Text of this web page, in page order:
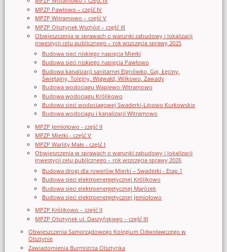
MPZP Pawłowo – część IV
MPZP Witramowo – część V
MPZP Olsztynek Wschód – część III
Obwieszczenia w sprawach o warunki zabudowy i lokalizacji
inwestycji celu publicznego – rok wszczęcia sprawy 2025
Budowa sieci niskiego napięcia Mierki
Budowa sieci niskiego napięcia Pawłowo
Budowa kanalizacji sanitarnej Elgnówko, Gaj, Łęciny,
Świętajny, Tolejny, Wigwałd, Wilkowo, Zawady
Budowa wodociągu Waplewo-Witramowo
Budowa wodociągu Królikowo
Budowa sieci wodociągowej Swaderki-Lipowo Kurkowskie
Budowa wodociągu i kanalizacji Witramowo
MPZP Jemiołowo - część II
MPZP Mierki - część V
MPZP Warlity Małe - część I
Obwieszczenia w sprawach o warunki zabudowy i lokalizacji
inwestycji celu publicznego – rok wszczęcia sprawy 2026
Budowa drogi dla rowerów Mierki – Swaderki - Etap 1
Budowa sieci elektroenergetycznej Królikowo
Budowa sieci elektroenergetycznej Marózek
Budowa sieci elektroenergetycznej Jemiołowo
MPZP Królikowo – część II
MPZP Olsztynek ul. Daszyńskiego – część III
Obwieszczenia Samorządowego Kolegium Odwoławczego w
Olsztynie
Zawiadomienia Burmistrza Olsztynka